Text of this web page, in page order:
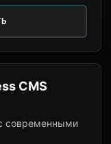
CMS
современными